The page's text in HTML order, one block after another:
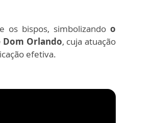
bispos, simbolizando o
Dom Orlando, cuja atuação
efetiva.